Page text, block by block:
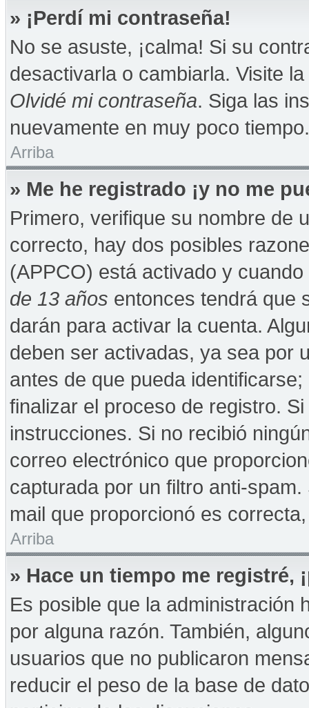
» ¡Perdí mi contraseña!
No se asuste, ¡calma! Si su
desactivarla o cambiarla. Visite
Olvidé mi contraseña. Siga las
nuevamente en muy poco tiempo.
Arriba
» Me he registrado ¡y no me
Primero, verifique su nombre de
correcto, hay dos posibles
(APPCO) está activado y
de 13 años entonces tendrá que
darán para activar la cuenta.
deben ser activadas, ya sea por
antes de que pueda
finalizar el proceso de registro.
instrucciones. Si no recibió
correo electrónico que
capturada por un filtro anti-
mail que proporcionó es
Arriba
» Hace un tiempo me registré,
Es posible que la administración
por alguna razón. También,
usuarios que no publicaron
reducir el peso de la base de